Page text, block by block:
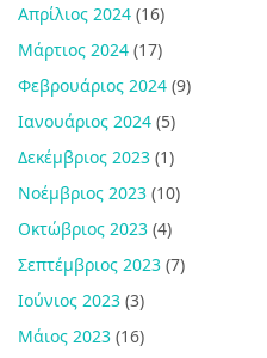
Απρίλιος 2024 (16)
Μάρτιος 2024 (17)
Φεβρουάριος 2024 (9)
Ιανουάριος 2024 (5)
Δεκέμβριος 2023 (1)
Νοέμβριος 2023 (10)
Οκτώβριος 2023 (4)
Σεπτέμβριος 2023 (7)
Ιούνιος 2023 (3)
Μάιος 2023 (16)